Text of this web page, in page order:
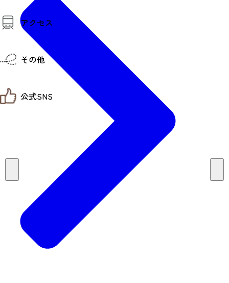
お役立ち情報
観光アプリ
仙台観光マップ
アクセス
仙台までの経路検索
市内の交通情報
お得なチケット
その他
お問い合わせ
プライバシーポリシー
サイトマップ
仙臺写真館フォトギャラリー
公式SNS
せんだい旅日和 Instagram
せんだい旅日和 Facebook
仙台旅先体験コレクション Facebook
仙台旅先体験コレクション Instagaram